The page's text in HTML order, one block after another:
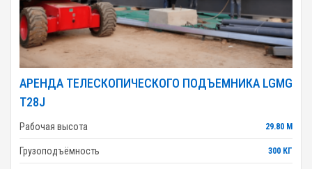
АРЕНДА ТЕЛЕСКОПИЧЕСКОГО ПОДЪЕМНИКА LGMG
T28J
Рабочая высота 29.80 М
Грузоподъёмность 300 КГ